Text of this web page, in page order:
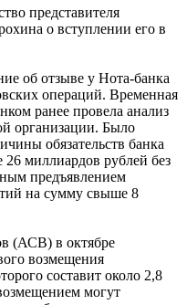
банка превышают его
о признании Нота-банка
представителя
о вступлении его в
об отзыве у Нота-банка
операций. Временная
ранее провела анализ
организации. Было
обязательств банка
предъявлением
на сумму свыше 8